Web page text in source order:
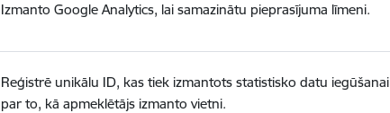
Izmanto Google Analytics, lai samazinātu pieprasījuma līmeni.
Reģistrē unikālu ID, kas tiek izmantots statistisko datu iegūšanai
par to, kā apmeklētājs izmanto vietni.